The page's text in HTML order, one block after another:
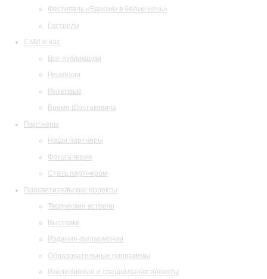
Фестиваль «Барокко в белую ночь»
Гастроли
СМИ о нас
Все публикации
Рецензии
Интервью
Время Шостаковича
Партнеры
Наши партнеры
Фотогалерея
Стать партнером
Просветительские проекты
Творческие встречи
Выставки
Издания филармонии
Образовательные программы
Инклюзивные и специальные проекты